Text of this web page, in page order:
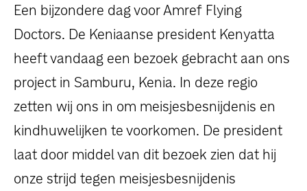
persoonlijke verhalen
voor bedrijven
contact
pers
Een bijzondere dag voor Amref Flying
Doctors. De Keniaanse president Kenyatta
heeft vandaag een bezoek gebracht aan ons
project in Samburu, Kenia. In deze regio
zetten wij ons in om meisjesbesnijdenis en
kindhuwelijken te voorkomen. De president
laat door middel van dit bezoek zien dat hij
onze strijd tegen meisjesbesnijdenis